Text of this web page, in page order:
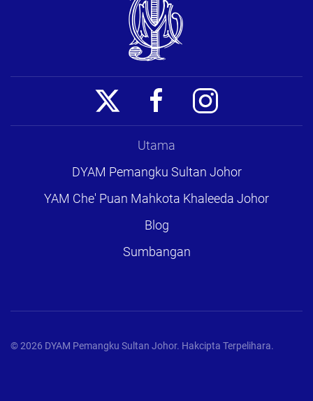
Utama
DYAM Pemangku Sultan Johor
YAM Che' Puan Mahkota Khaleeda Johor
Blog
Sumbangan
©2026 DYAM Pemangku Sultan Johor. Hakcipta Terpelihara.